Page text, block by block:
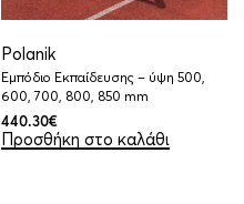
Polanik
Εμπόδιο Εκπαίδευσης – ύψη 500,
600, 700, 800, 850 mm
440.30€
Προσθήκη στο καλάθι